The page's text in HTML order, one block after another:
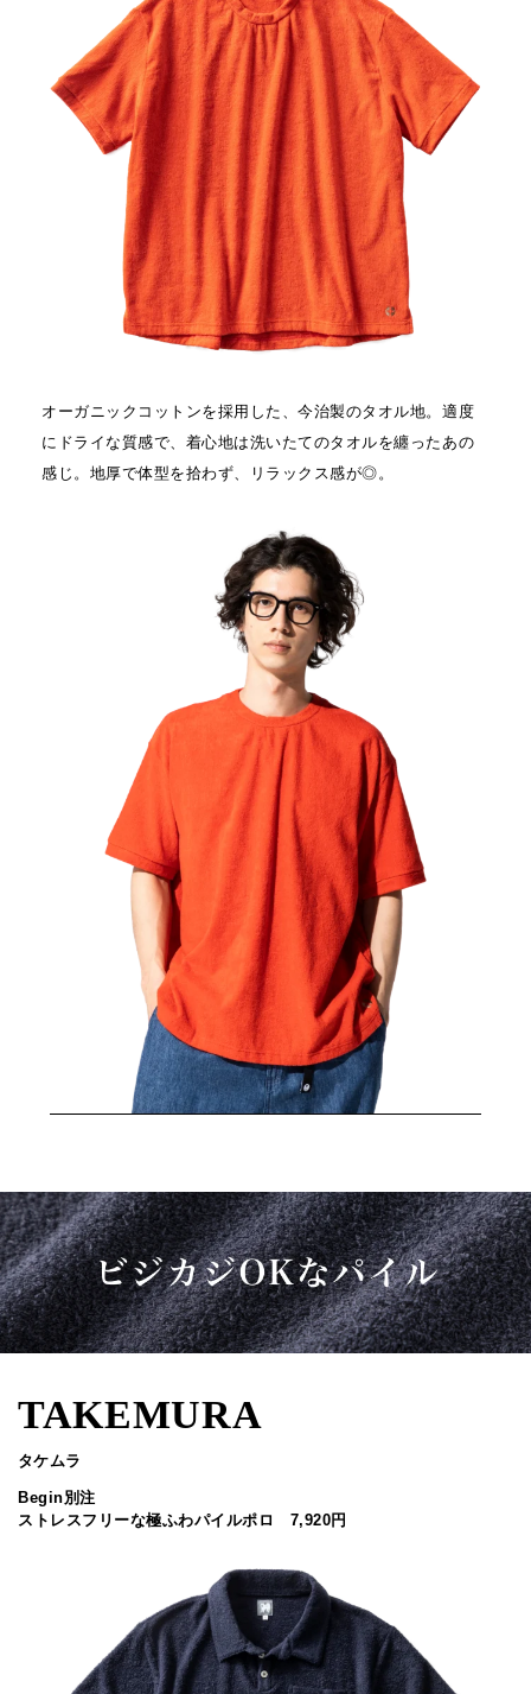
オーガニックコットンを採用した、今治製のタオル地。適度
にドライな質感で、着心地は洗いたてのタオルを纏ったあの
感じ。地厚で体型を拾わず、リラックス感が◎。
TAKEMURA
タケムラ
Begin別注
ストレスフリーな極ふわパイルポロ 7,920円